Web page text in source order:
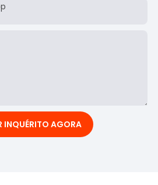
INQUÉRITO AGORA